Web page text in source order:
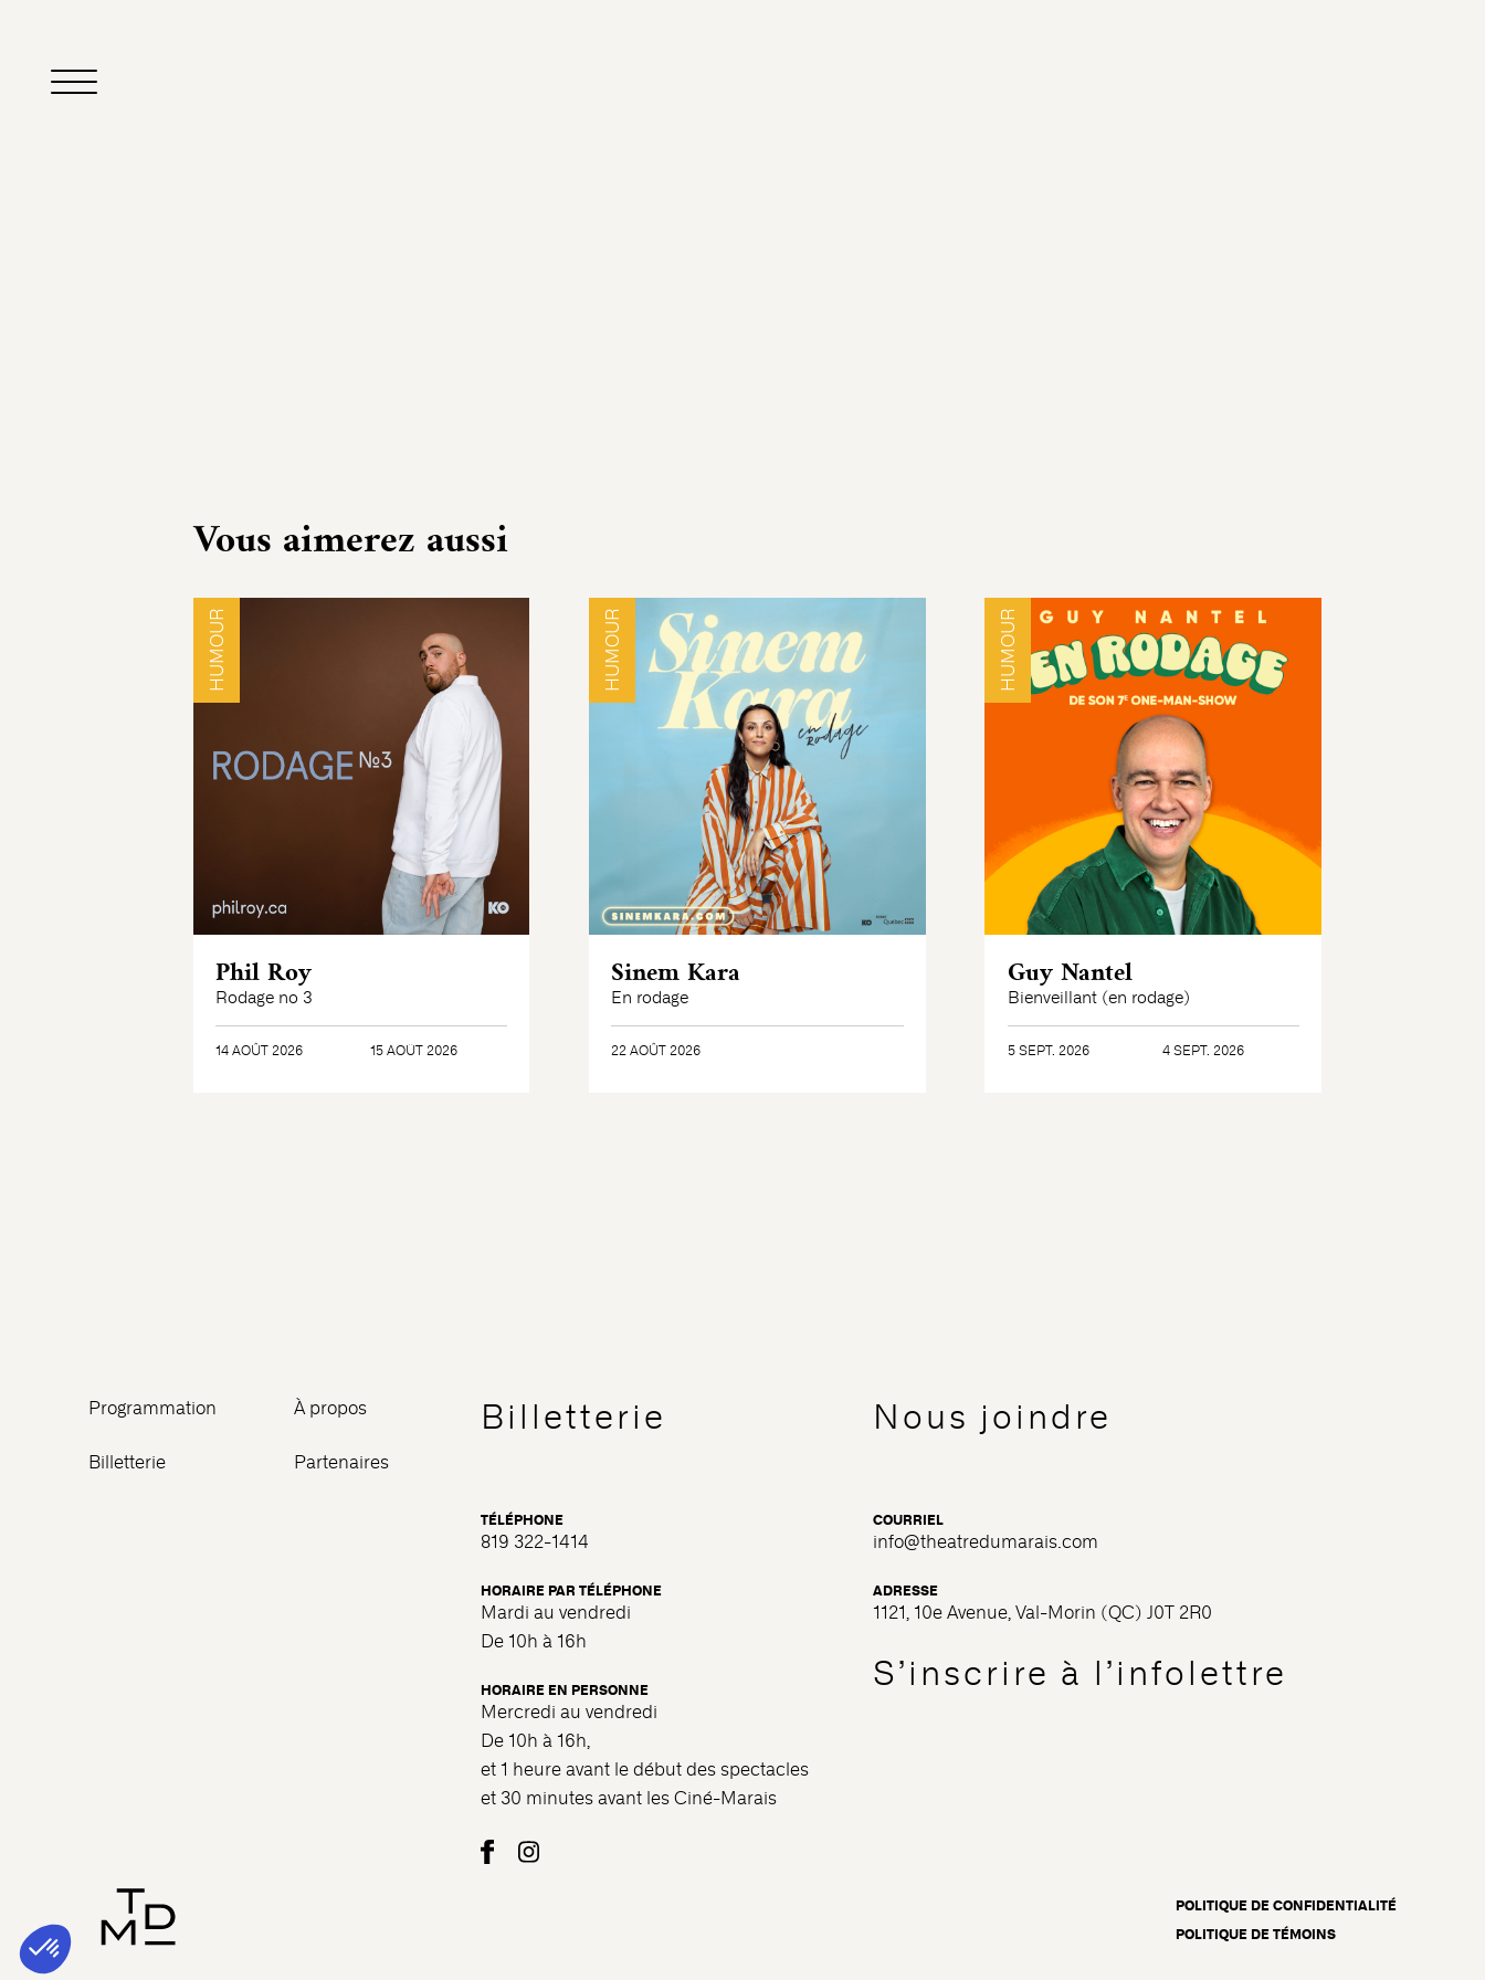
Vous aimerez aussi
HUMOUR
Phil Roy
Rodage no 3
14 AOÛT 2026 15 AOÛT 2026
HUMOUR
Sinem Kara
En rodage
22 AOÛT 2026
HUMOUR
Guy Nantel
Bienveillant (en rodage)
5 SEPT. 2026 4 SEPT. 2026
Programmation
Billetterie
À propos
Partenaires
Billetterie
TÉLÉPHONE
819 322-1414
HORAIRE PAR TÉLÉPHONE
Mardi au vendredi
De 10h à 16h
HORAIRE EN PERSONNE
Mercredi au vendredi
De 10h à 16h,
et 1 heure avant le début des spectacles
et 30 minutes avant les Ciné-Marais
Nous joindre
COURRIEL
info@theatredumarais.com
ADRESSE
1121, 10e Avenue, Val-Morin (QC) J0T 2R0
S’inscrire à l’infolettre
POLITIQUE DE CONFIDENTIALITÉ
POLITIQUE DE TÉMOINS